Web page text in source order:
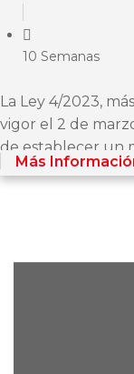
10 Semanas
La Ley 4/2023,
vigor el 2 de
de establecer un
Más